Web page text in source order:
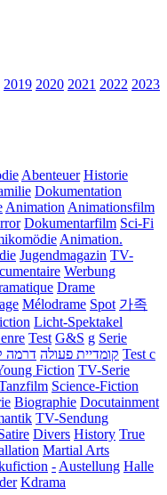
2019 2020 2021 2022 2023
Abenteuer Historie
Dokumentation
Animation Animationsfilm
Dokumentarfilm Sci-Fi
Animation.
Jugendmagazin TV-
Werbung
Drame
Mélodrame Spot 가족
Licht-Spektakel
Test G&S g Serie
קומדיית פעולה דרמה
Test c
Fiction TV-Serie
Science-Fiction
Biographie Docutainment
TV-Sendung
Divers History True
Martial Arts
- Austellung Halle
Kdrama